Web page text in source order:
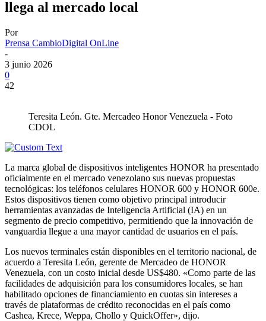
llega al mercado local
Por
Prensa CambioDigital OnLine
-
3 junio 2026
0
42
Teresita León. Gte. Mercadeo Honor Venezuela - Foto
CDOL
La marca global de dispositivos inteligentes HONOR ha presentado
oficialmente en el mercado venezolano sus nuevas propuestas
tecnológicas: los teléfonos celulares HONOR 600 y HONOR 600e.
Estos dispositivos tienen como objetivo principal introducir
herramientas avanzadas de Inteligencia Artificial (IA) en un
segmento de precio competitivo, permitiendo que la innovación de
vanguardia llegue a una mayor cantidad de usuarios en el país.
Los nuevos terminales están disponibles en el territorio nacional, de
acuerdo a Teresita León, gerente de Mercadeo de HONOR
Venezuela, con un costo inicial desde US$480. «Como parte de las
facilidades de adquisición para los consumidores locales, se han
habilitado opciones de financiamiento en cuotas sin intereses a
través de plataformas de crédito reconocidas en el país como
Cashea, Krece, Weppa, Chollo y QuickOffer», dijo.